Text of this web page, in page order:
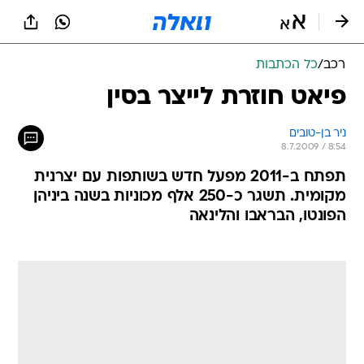
רכב/כל הכתבות
פיאט חוזרת לייצר בסין
ניר בן-טובים
8.7.2009 / 8:54
תפתח ב-2011 מפעל חדש בשותפות עם יצרנית
מקומית. תשגר כ-250 אלף מכוניות בשנה ביניהן
הפונטו, הבראבו והלינאה